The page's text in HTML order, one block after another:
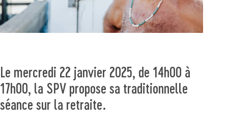
Le mercredi 22 janvier 2025, de 14h00 à
17h00, la SPV propose sa traditionnelle
séance sur la retraite.